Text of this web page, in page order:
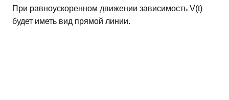
При равноускоренном движении зависимость V(t)
будет иметь вид прямой линии.